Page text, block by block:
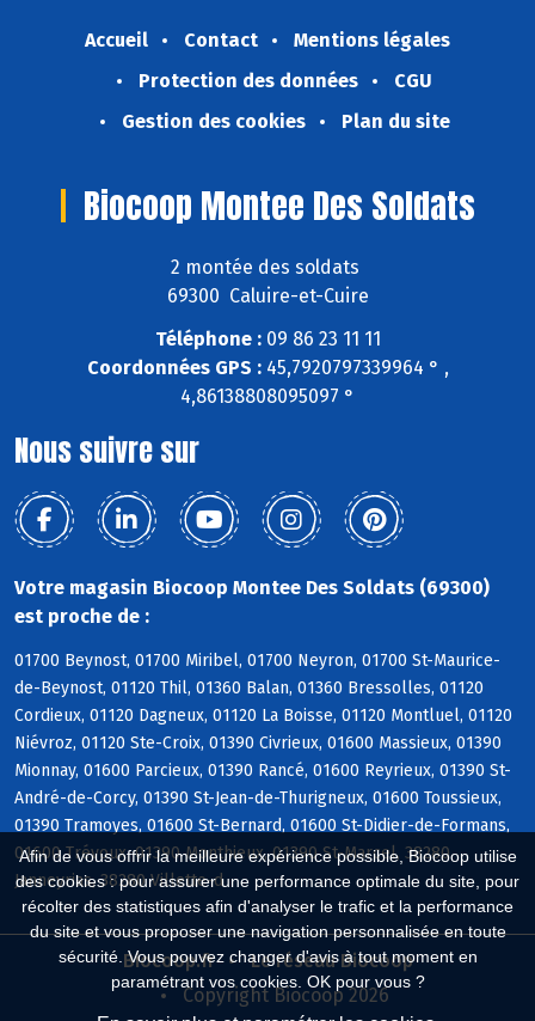
Afin de vous offrir la meilleure expérience possible, Biocoop utilise
des cookies : pour assurer une performance optimale du site, pour
récolter des statistiques afin d'analyser le trafic et la performance
du site et vous proposer une navigation personnalisée en toute
sécurité. Vous pouvez changer d'avis à tout moment en
paramétrant vos cookies. OK pour vous ?
Accueil Contact
Mentions légales
Protection des données
CGU
Gestion des cookies
Plan du site
Biocoop Montee Des Soldats
2 montée des soldats
69300 Caluire-et-Cuire
Téléphone :09 86 23 11 11
Coordonnées GPS :45,7920797339964 ° ,
4,86138808095097 °
Nous suivre sur
Votre magasin Biocoop Montee Des Soldats (69300)
est proche de :
01700 Beynost, 01700 Miribel, 01700 Neyron, 01700 St-Maurice-
de-Beynost, 01120 Thil, 01360 Balan, 01360 Bressolles, 01120
Cordieux, 01120 Dagneux, 01120 La Boisse, 01120 Montluel, 01120
Niévroz, 01120 Ste-Croix, 01390 Civrieux, 01600 Massieux, 01390
Mionnay, 01600 Parcieux, 01390 Rancé, 01600 Reyrieux, 01390 St-
André-de-Corcy, 01390 St-Jean-de-Thurigneux, 01600 Toussieux,
01390 Tramoyes, 01600 St-Bernard, 01600 St-Didier-de-Formans,
01600 Trévoux, 01390 Monthieux, 01390 St-Marcel, 38280
Janneyrias, 38280 Villette-d
Biocoop.fr
Le réseau Biocoop
Copyright Biocoop 2026